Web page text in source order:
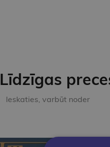
Līdzīgas
Ieskaties, varbūt noder